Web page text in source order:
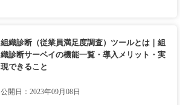
組織診断（従業員満足度調査）ツールとは｜組
織診断サーベイの機能一覧・導入メリット・実
現できること
公開日：2023年09月08日